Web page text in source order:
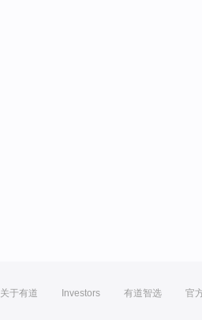
关于有道 Investors 有道智选 官